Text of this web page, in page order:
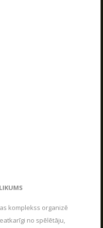
komplekss organizē
no spēlētāju,
Poligons